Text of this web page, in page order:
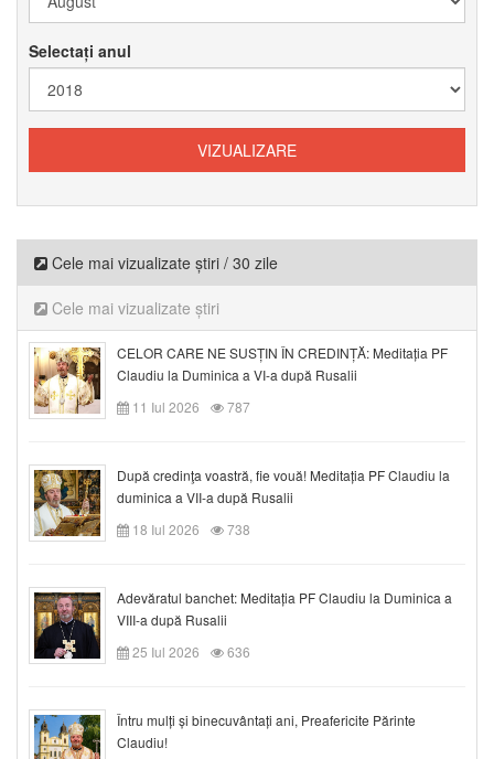
Selectați anul
Cele mai vizualizate știri / 30 zile
Cele mai vizualizate știri
CELOR CARE NE SUSȚIN ÎN CREDINȚĂ: Meditația PF
Claudiu la Duminica a VI-a după Rusalii
11 Iul 2026
787
După credinţa voastră, fie vouă! Meditația PF Claudiu la
duminica a VII-a după Rusalii
18 Iul 2026
738
Adevăratul banchet: Meditația PF Claudiu la Duminica a
VIII-a după Rusalii
25 Iul 2026
636
Întru mulți și binecuvântați ani, Preafericite Părinte
Claudiu!